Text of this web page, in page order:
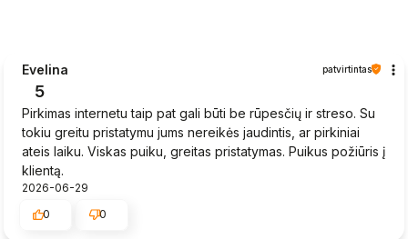
Evelina patvirtintas
5
Pirkimas internetu taip pat gali būti be rūpesčių ir streso. Su
tokiu greitu pristatymu jums nereikės jaudintis, ar pirkiniai
ateis laiku. Viskas puiku, greitas pristatymas. Puikus požiūris į
klientą.
2026-06-29
0
0